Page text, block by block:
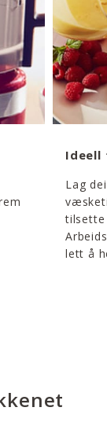
Ideell
Lag
tilsette
lett å